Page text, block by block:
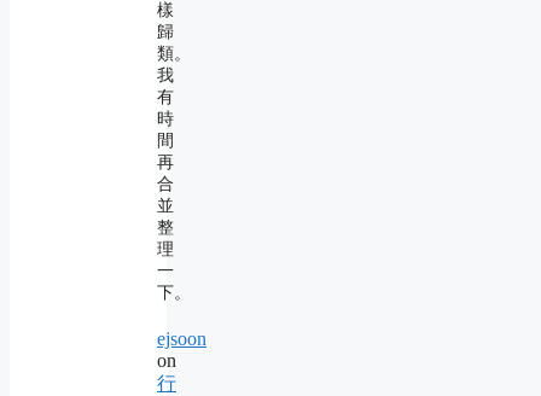
樣
歸
類。
我
有
時
間
再
合
並
整
理
一
下。
ejsoon
on
行